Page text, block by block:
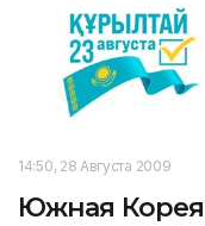
14:50, 28 Августа 2009
Южная